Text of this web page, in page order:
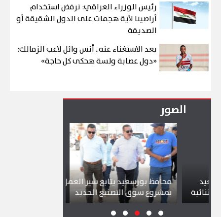
رئيس الوزراء العراقي: نرفض استخدام
أراضينا لأية هجمات على الدول الشقيقة أو
الصديقة
بعد الاستغناء عنه.. أنس وائل لاعب الزمالك:
«دول عصابة ولسة هحكى كل حاجة»
الصور
محافظ بورسعيد يتابع سير العمل
بمشروع سوق التصنيع الجديد